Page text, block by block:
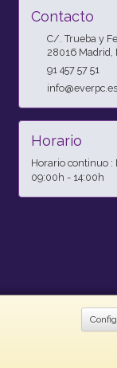
Contacto
C/. Trueba y
28016 Madrid,
91 457 57 51
info@everpc.es
Horario
Horario continuo :
09:00h - 14:00h